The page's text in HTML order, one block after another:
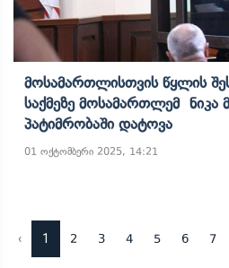
Მოსამართლისთვის Წყლის
Საქმეზე Მოსამართლემ Ნიკა
Პატიმრობაში Დატოვა
01 ოქტომბერი 2025, 14:21
‹ 1 2 3 4 5 6 7